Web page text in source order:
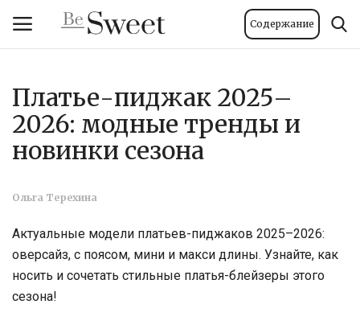
Вход Регистрация
Главная
Мода
Красота
Платье-пиджак 2025–
2026: модные тренды и
новинки сезона
Ольга Терехина
Актуальные модели платьев-пиджаков 2025–2026:
оверсайз, с поясом, мини и макси длины. Узнайте, как
носить и сочетать стильные платья-блейзеры этого
сезона!
Содержание